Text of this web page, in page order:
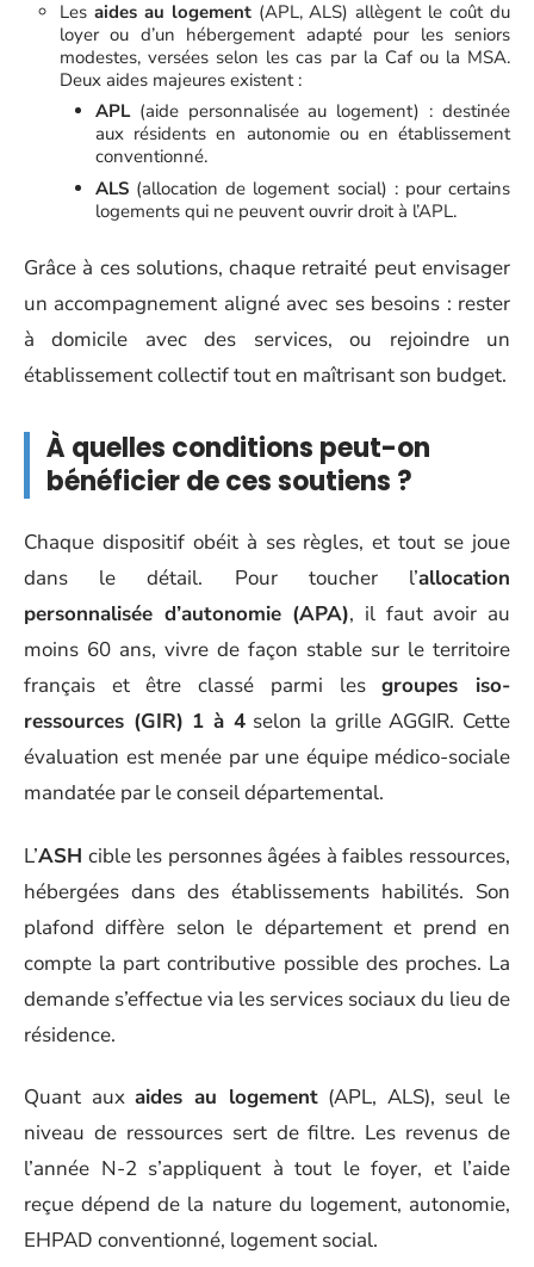
Les aides au logement(APL, ALS) allègent le coût du
loyer ou d’un hébergement adapté pour les seniors
modestes, versées selon les cas par la Caf ou la MSA.
Deux aides majeures existent :
APL(aide personnalisée au logement) : destinée
aux résidents en autonomie ou en établissement
conventionné.
ALS (allocation de logement social) : pour certains
logements qui ne peuvent ouvrir droit à l’APL.
Grâce à ces solutions, chaque retraité peut envisager
un accompagnement aligné avec ses besoins : rester
à domicile avec des services, ou rejoindre un
établissement collectif tout en maîtrisant son budget.
À quelles conditions peut-on
bénéficier de ces soutiens ?
Chaque dispositif obéit à ses règles, et tout se joue
dans le détail. Pour toucher l’allocation
personnalisée d’autonomie (APA), il faut avoir au
moins 60 ans, vivre de façon stable sur le territoire
français et être classé parmi lesgroupes iso-
ressources (GIR) 1 à 4selon la grille AGGIR. Cette
évaluation est menée par une équipe médico-sociale
mandatée par le conseil départemental.
L’ASH cible les personnes âgées à faibles ressources,
hébergées dans des établissements habilités. Son
plafond diffère selon le département et prend en
compte la part contributive possible des proches. La
demande s’effectue via les services sociaux du lieu de
résidence.
Quant auxaides au logement(APL, ALS), seul le
niveau de ressources sert de filtre. Les revenus de
l’année N-2 s’appliquent à tout le foyer, et l’aide
reçue dépend de la nature du logement, autonomie,
EHPAD conventionné, logement social.